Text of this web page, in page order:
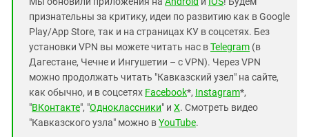
признательны за критику, идеи по развитию как в Google
Play/App Store, так и на страницах КУ в соцсетях. Без
установки VPN вы можете читать нас вTelegram (в
Дагестане, Чечне и Ингушетии – с VPN). Через VPN
можно продолжать читать "Кавказский узел" на сайте,
как обычно, и в соцсетях Facebook*, Instagram*,
"ВКонтакте", "Одноклассники" и X. Смотреть видео
"Кавказского узла" можно вYouTube.